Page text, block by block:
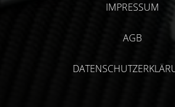
IMPRESSUM
AGB